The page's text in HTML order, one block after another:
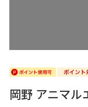
岡野 アニマル